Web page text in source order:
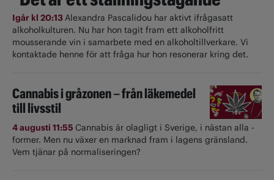
Igår kl 20:13Alexandra Pascalidou har aktivt ifrågasatt
alkoholkulturen. Nu har hon tagit fram ett alkoholfritt
mousserande vin i samarbete med en alkoholtillverkare. Vi
kontaktade henne för att fråga hur hon resonerar kring det.
Cannabis i gråzonen – från läkemedel
till livsstil
4 augusti 11:55 Cannabis är olagligt i ­Sverige, i nästan alla ­
former. Men nu växer en marknad fram i lagens gränsland.
Vem tjänar på normaliseringen?